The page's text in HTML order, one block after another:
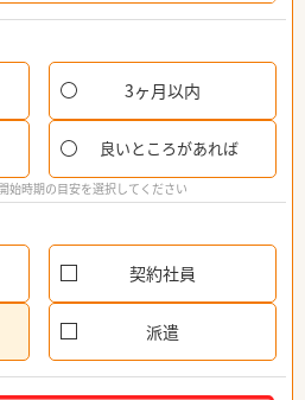
3ヶ月以内
良いところがあれば
始時期の目安を選択してください
契約社員
派遣